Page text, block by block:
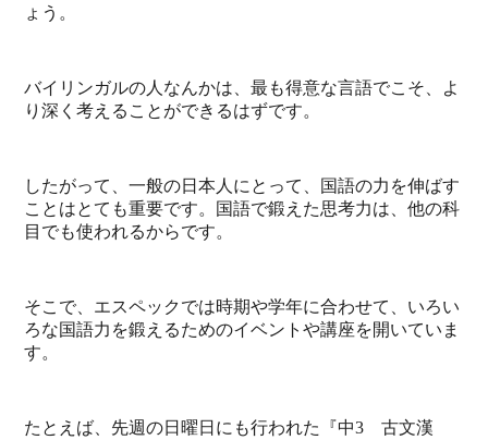
ょう。
バイリンガルの人なんかは、最も得意な言語でこそ、よ
り深く考えることができるはずです。
したがって、一般の日本人にとって、国語の力を伸ばす
ことはとても重要です。国語で鍛えた思考力は、他の科
目でも使われるからです。
そこで、エスペックでは時期や学年に合わせて、いろい
ろな国語力を鍛えるためのイベントや講座を開いていま
す。
たとえば、先週の日曜日にも行われた『中3 古文漢